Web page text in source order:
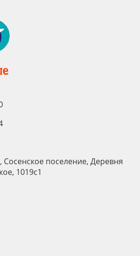
Сосенское поселение, Деревня
1019с1